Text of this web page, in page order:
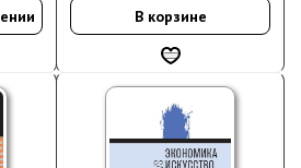
В корзине